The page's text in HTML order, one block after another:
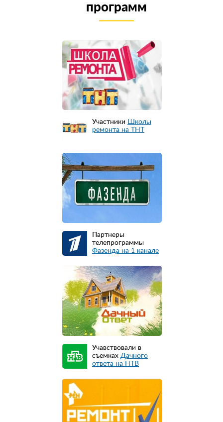
программ
Участники Школы
ремонта на ТНТ
Партнеры
телепрограммы
Фазенда на 1 канале
Учавствовали в
съемках Дачного
ответа на НТВ